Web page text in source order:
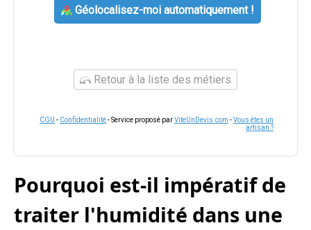
Géolocalisez-moi automatiquement !
Retour à la liste des métiers
CGU - Confidentialité- Service proposé parViteUnDevis.com -Vous êtes un
artisan ?
Pourquoi est-il impératif de
traiter l'humidité dans une